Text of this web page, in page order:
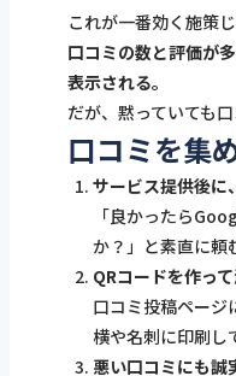
これが一番効く施策じ
口コミの数と評価が
表示される。
だが、黙っていても口
口コミを集
サービス提供後に
「良かったら
か？」と素直に頼
QRコードを作っ
口コミ投稿ページ
横や名刺に印刷し
悪い口コミにも誠